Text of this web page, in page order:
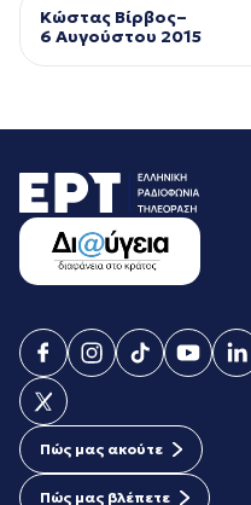
Κώστας Βίρβος–
6 Αυγούστου 2015
Πώς μας ακούτε
Πώς μας βλέπετε